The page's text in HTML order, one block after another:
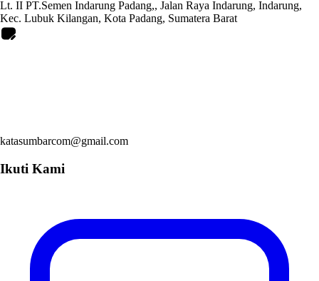
Lt. II PT.Semen Indarung Padang,, Jalan Raya Indarung, Indarung,
Kec. Lubuk Kilangan, Kota Padang, Sumatera Barat
katasumbarcom@gmail.com
Ikuti Kami